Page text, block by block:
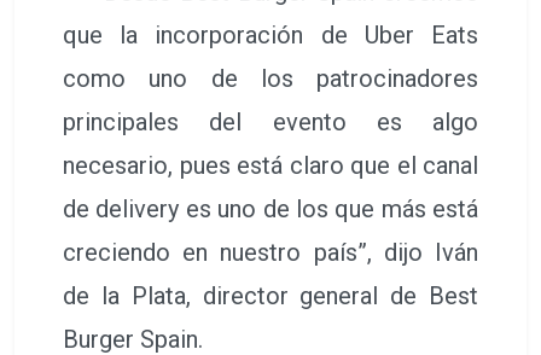
que la incorporación de Uber Eats
como uno de los patrocinadores
principales del evento es algo
necesario, pues está claro que el canal
de delivery es uno de los que más está
creciendo en nuestro país”, dijo Iván
de la Plata, director general de Best
Burger Spain.